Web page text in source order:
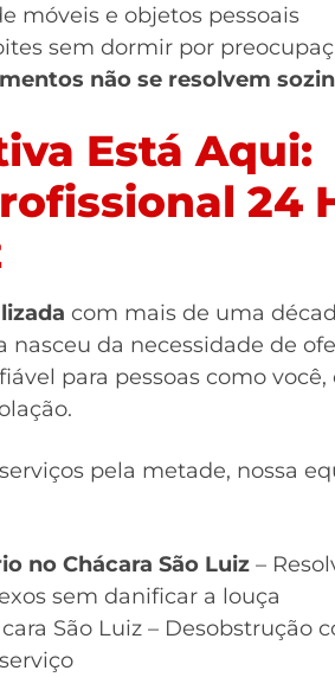
móveis e objetos pessoais
sem dormir por
não se resolvem
Está Aqui:
24
com mais de uma
nasceu da necessidade de
para pessoas como
pela metade, nossa
no Chácara São Luiz –
sem danificar a louça
São Luiz – Desobstrução